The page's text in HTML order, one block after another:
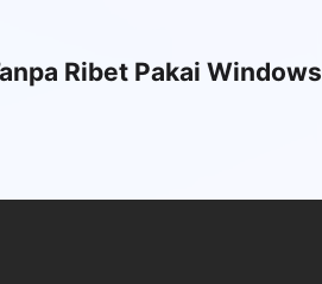
Ribet Pakai Windows